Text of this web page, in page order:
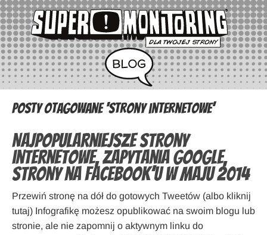
Posty otagowane ‘strony internetowe’
Najpopularniejsze strony
internetowe, zapytania Google,
strony na Facebook’u w maju 2014
Przewiń stronę na dół do gotowych Tweetów (albo kliknij
tutaj) Infografikę możesz opublikować na swoim blogu lub
stronie, ale nie zapomnij o aktywnym linku do